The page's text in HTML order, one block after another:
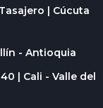
| Cúcuta
- Antioquia
| Cali - Valle del